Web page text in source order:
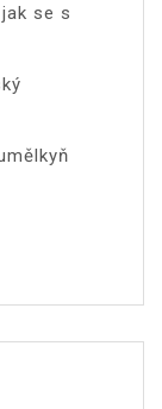
se s